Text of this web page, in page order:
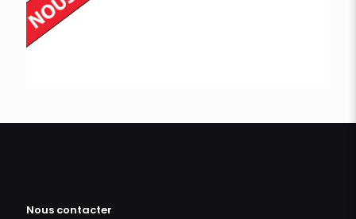
Nous contacter